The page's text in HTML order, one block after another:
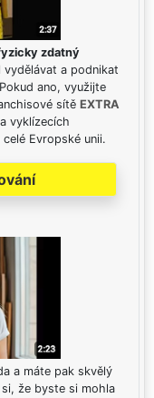
zdatný
vydělávat a podnikat
ano, využijte
sítě EXTRA
vyklízecích
Evropské unii.
a máte pak skvělý
že byste si mohla